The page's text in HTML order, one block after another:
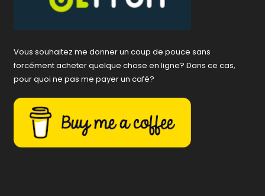
Vous souhaitez me donner un coup de pouce sans
forcément acheter quelque chose en ligne? Dans ce cas,
pour quoi ne pas me payer un café?